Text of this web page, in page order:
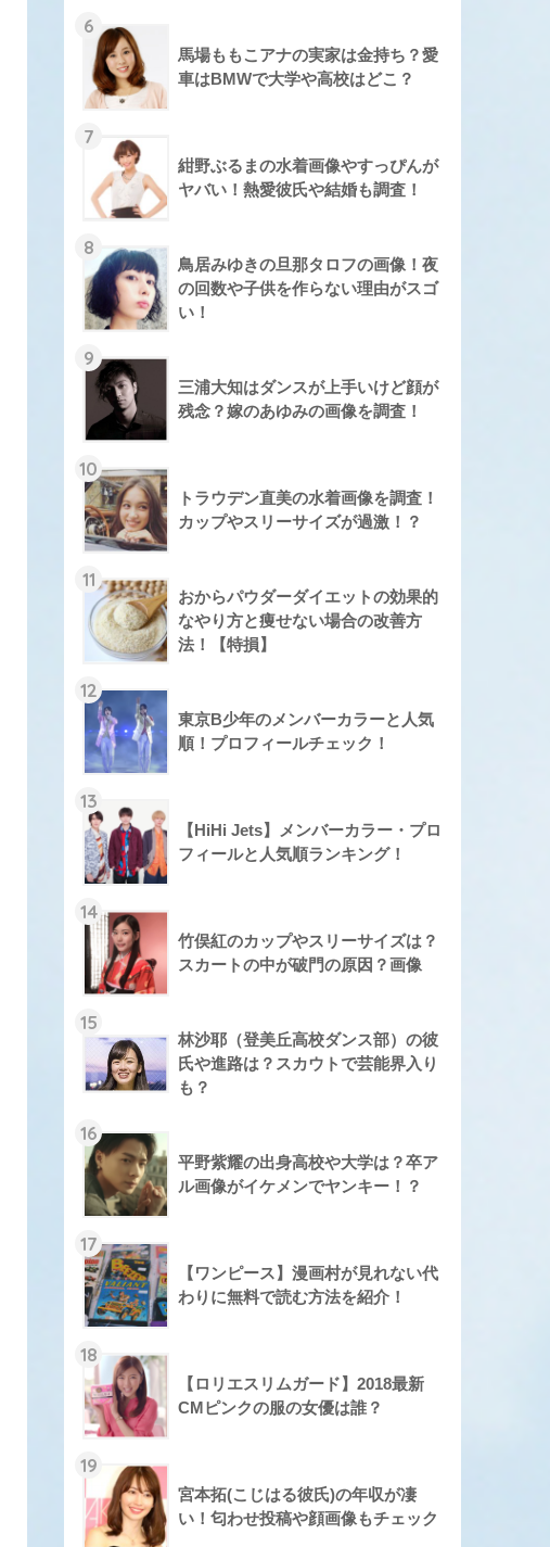
6
馬場ももこアナの実家は金持ち？愛
車はBMWで大学や高校はどこ？
7
紺野ぶるまの水着画像やすっぴんが
ヤバい！熱愛彼氏や結婚も調査！
8
鳥居みゆきの旦那タロフの画像！夜
の回数や子供を作らない理由がスゴ
い！
9
三浦大知はダンスが上手いけど顔が
残念？嫁のあゆみの画像を調査！
10
トラウデン直美の水着画像を調査！
カップやスリーサイズが過激！？
11
おからパウダーダイエットの効果的
なやり方と痩せない場合の改善方
法！【特損】
12
東京B少年のメンバーカラーと人気
順！プロフィールチェック！
13
【HiHi Jets】メンバーカラー・プロ
フィールと人気順ランキング！
14
竹俣紅のカップやスリーサイズは？
スカートの中が破門の原因？画像
15
林沙耶（登美丘高校ダンス部）の彼
氏や進路は？スカウトで芸能界入り
も？
16
平野紫耀の出身高校や大学は？卒ア
ル画像がイケメンでヤンキー！？
17
【ワンピース】漫画村が見れない代
わりに無料で読む方法を紹介！
18
【ロリエスリムガード】2018最新
CMピンクの服の女優は誰？
19
宮本拓(こじはる彼氏)の年収が凄
い！匂わせ投稿や顔画像もチェック